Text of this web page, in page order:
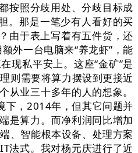
按照分歧用处、分歧目标成
。那是一笔少有人看好的买
由于表上写着有五件货，还
外一台电脑来“养龙虾”，能
现私平安上。这座“金矿”是
则需要将算力摆设到更接近
业三十多年的人的想象。
下，2014年，但其它问题并
是算力。而净利润同比增加
、智能根本设备、处理方案
法式。我对杨元庆进行了近